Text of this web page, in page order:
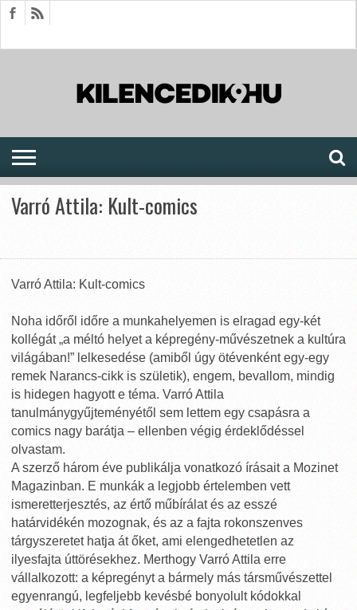
Varró Attila: Kult-comics
Varró Attila: Kult-comics
Noha időről időre a munkahelyemen is elragad egy-két
kollégát „a méltó helyet a képregény-művészetnek a kultúra
világában!” lelkesedése (amiből úgy ötévenként egy-egy
remek Narancs-cikk is születik), engem, bevallom, mindig
is hidegen hagyott e téma. Varró Attila
tanulmánygyűjteményétől sem lettem egy csapásra a
comics nagy barátja – ellenben végig érdeklődéssel
olvastam.
A szerző három éve publikálja vonatkozó írásait a Mozinet
Magazinban. E munkák a legjobb értelemben vett
ismeretterjesztés, az értő műbírálat és az esszé
határvidékén mozognak, és az a fajta rokonszenves
tárgyszeretet hatja át őket, ami elengedhetetlen az
ilyesfajta úttörésekhez. Merthogy Varró Attila erre
vállalkozott: a képregényt a bármely más társművészettel
egyenrangú, legfeljebb kevésbé bonyolult kódokkal